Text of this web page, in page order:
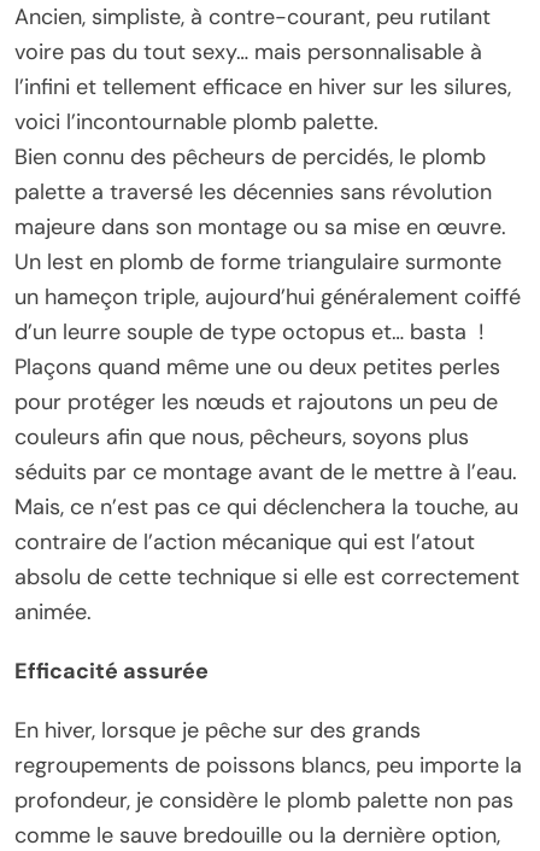
Ancien, simpliste, à contre-courant, peu rutilant
voire pas du tout sexy… mais personnalisable à
l’infini et tellement efficace en hiver sur les silures,
voici l’incontournable plomb palette.
Bien connu des pêcheurs de percidés, le plomb
palette a traversé les décennies sans révolution
majeure dans son montage ou sa mise en œuvre.
Un lest en plomb de forme triangulaire surmonte
un hameçon triple, aujourd’hui généralement coiffé
d’un leurre souple de type octopus et… basta !
Plaçons quand même une ou deux petites perles
pour protéger les nœuds et rajoutons un peu de
couleurs afin que nous, pêcheurs, soyons plus
séduits par ce montage avant de le mettre à l’eau.
Mais, ce n’est pas ce qui déclenchera la touche, au
contraire de l’action mécanique qui est l’atout
absolu de cette technique si elle est correctement
animée.
Efficacité assurée
En hiver, lorsque je pêche sur des grands
regroupements de poissons blancs, peu importe la
profondeur, je considère le plomb palette non pas
comme le sauve bredouille ou la dernière option,